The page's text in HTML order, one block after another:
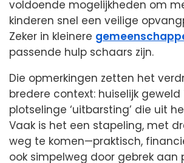
voldoende mogelijkheden om
kinderen snel een veilige
Zeker in kleinere
passende hulp schaars zijn.
Die opmerkingen zetten het
bredere context: huiselijk geweld
plotselinge ‘uitbarsting’ die uit
Vaak is het een stapeling, met
weg te komen—praktisch,
ook simpelweg door gebrek aan